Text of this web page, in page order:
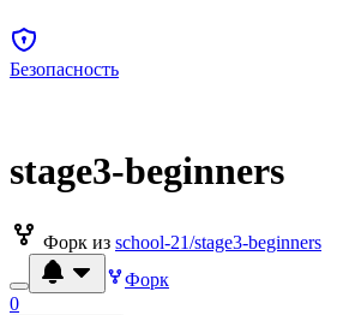
Безопасность
stage3-beginners
Форк из school-21/stage3-beginners
Форк
0